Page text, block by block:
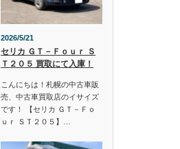
2026/5/21
セリカ ＧＴ－Ｆｏｕｒ Ｓ
Ｔ２０５ 買取にて入庫！
こんにちは！札幌の中古車販
売、中古車買取店のイサイズ
です！ 【セリカ ＧＴ－Ｆｏ
ｕｒ ＳＴ２０５】…